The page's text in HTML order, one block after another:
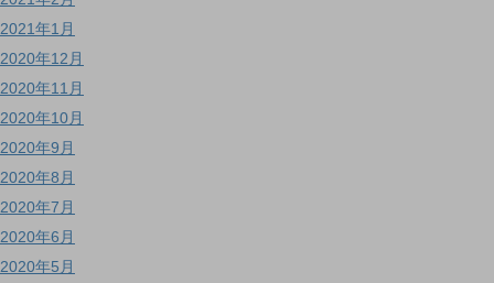
2021年1月
2020年12月
2020年11月
2020年10月
2020年9月
2020年8月
2020年7月
2020年6月
2020年5月